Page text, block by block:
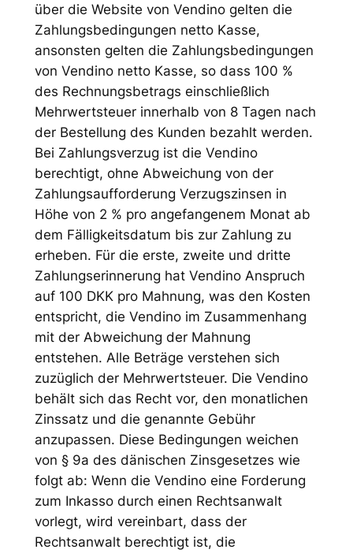
über die Website von Vendino gelten die
Zahlungsbedingungen netto Kasse,
ansonsten gelten die Zahlungsbedingungen
von Vendino netto Kasse, so dass 100 %
des Rechnungsbetrags einschließlich
Mehrwertsteuer innerhalb von 8 Tagen nach
der Bestellung des Kunden bezahlt werden.
Bei Zahlungsverzug ist die Vendino
berechtigt, ohne Abweichung von der
Zahlungsaufforderung Verzugszinsen in
Höhe von 2 % pro angefangenem Monat ab
dem Fälligkeitsdatum bis zur Zahlung zu
erheben. Für die erste, zweite und dritte
Zahlungserinnerung hat Vendino Anspruch
auf 100 DKK pro Mahnung, was den Kosten
entspricht, die Vendino im Zusammenhang
mit der Abweichung der Mahnung
entstehen. Alle Beträge verstehen sich
zuzüglich der Mehrwertsteuer. Die Vendino
behält sich das Recht vor, den monatlichen
Zinssatz und die genannte Gebühr
anzupassen. Diese Bedingungen weichen
von § 9a des dänischen Zinsgesetzes wie
folgt ab: Wenn die Vendino eine Forderung
zum Inkasso durch einen Rechtsanwalt
vorlegt, wird vereinbart, dass der
Rechtsanwalt berechtigt ist, die